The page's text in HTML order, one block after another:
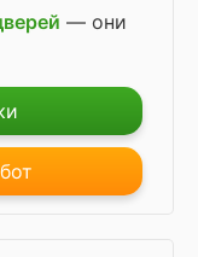
— они